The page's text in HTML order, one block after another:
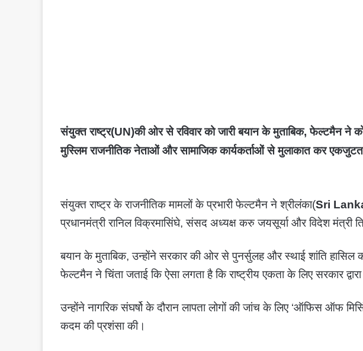
संयुक्त राष्ट्र(UN)की ओर से रविवार को जारी बयान के मुताबिक, फेल्टमैन ने
मुस्लिम राजनीतिक नेताओं और सामाजिक कार्यकर्ताओं से मुलाकात कर
संयुक्त राष्ट्र के राजनीतिक मामलों के प्रभारी फेल्टमैन ने श्रीलंका(Sri
प्रधानमंत्री रानिल विक्रमासिंघे, संसद अध्यक्ष करु जयसूर्या और विदेश मंत्री
बयान के मुताबिक, उन्होंने सरकार की ओर से पुनर्सुलह और स्थाई शांति हासिल
फेल्टमैन ने चिंता जताई कि ऐसा लगता है कि राष्ट्रीय एकता के लिए सरकार
उन्होंने नागरिक संघर्षो के दौरान लापता लोगों की जांच के लिए ‘ऑफिस ऑफ
कदम की प्रशंसा की।